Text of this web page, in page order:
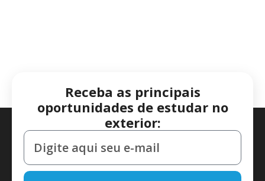
Receba as principais
oportunidades de estudar no
exterior: